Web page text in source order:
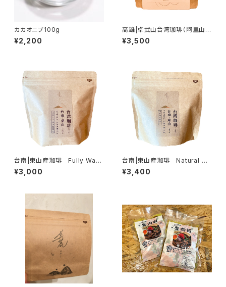
カカオニブ100g
¥2,200
高雄|卓武山台湾珈琲（阿里山山
¥3,500
台南|東山産珈琲 Fully Wash
ed 80g
¥3,000
台南|東山産珈琲 Natural 80
g
¥3,400